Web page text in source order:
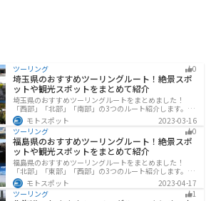
なども有名です。地元の食材を使ったお土産も道の駅で
購入できます。 自然豊かな大東町で、地元の味覚や景色
を楽しみながら、道の駅 だいとうでゆっくりと休憩して
みてはいかがでしょうか。
ツーリング 0
埼玉県のおすすめツーリングルート！絶景スポ
ットや観光スポットをまとめて紹介
埼玉県のおすすめツーリングルートをまとめました！
「西部」「北部」「南部」の3つのルート紹介します。自
然豊かな西側と街中の東側で違った楽しみ方ができま
す。バイクで埼玉県にツーリングに行く際は参考にして
ください。
モトスポット
2023-03-16
ツーリング
0
福島県のおすすめツーリングルート！絶景スポ
ットや観光スポットをまとめて紹介
福島県のおすすめツーリングルートをまとめました！
「北部」「東部」「西部」の3つのルート紹介します。内
陸部には山々が連なり、海岸線は太平洋に面してるので
観光スポットが多数あります。バイクで福島県にツーリ
ングに行く際は参考にしてください。
モトスポット
2023-04-17
ツーリング
1